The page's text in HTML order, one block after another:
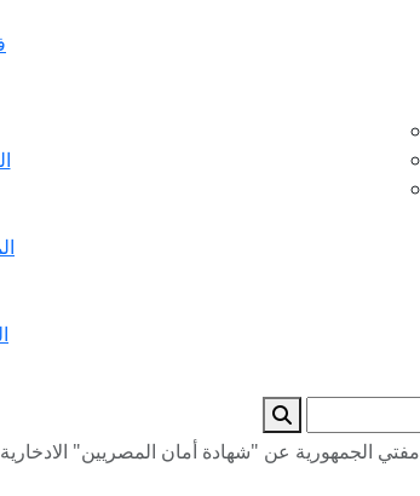
مفتي الجمهورية عن "شهادة أمان المصريين"